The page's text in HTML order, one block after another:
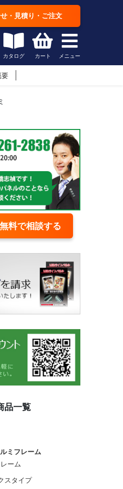
・見積り・ご注文
カタログ カート メニュー
要
料で相談する
品一覧
ミフレーム
ーム
スタイプ